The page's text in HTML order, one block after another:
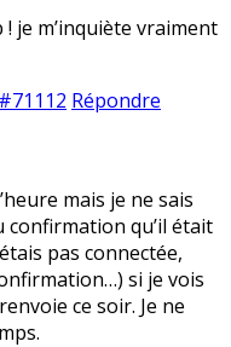
je m’inquiète vraiment
#71112 Répondre
mais je ne sais
confirmation qu’il était
pas connectée,
si je vois
ce soir. Je ne